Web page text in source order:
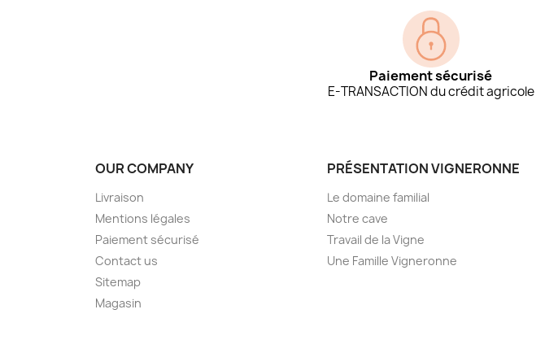
Paiement sécurisé
E-TRANSACTION du crédit agricole
OUR COMPANY
Livraison
Mentions légales
Paiement sécurisé
Contact us
Sitemap
Magasin
PRÉSENTATION VIGNERONNE
Le domaine familial
Notre cave
Travail de la Vigne
Une Famille Vigneronne